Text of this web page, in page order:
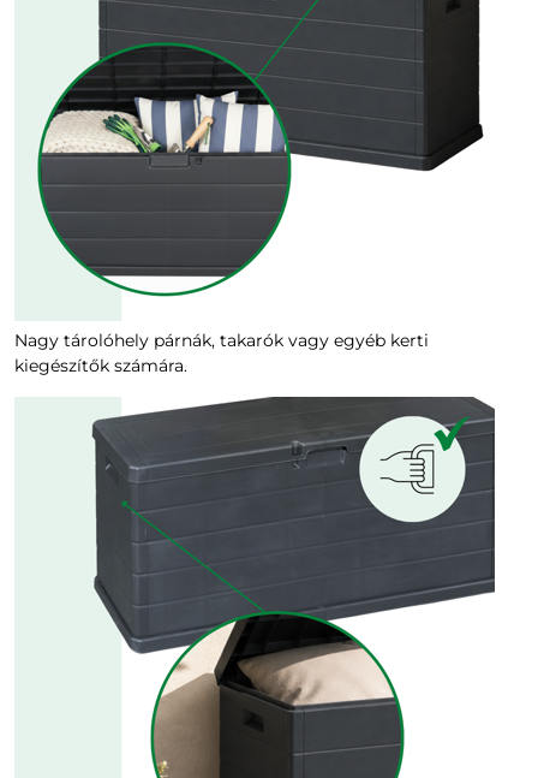
Nagy tárolóhely párnák, takarók vagy egyéb kerti
kiegészítők számára.